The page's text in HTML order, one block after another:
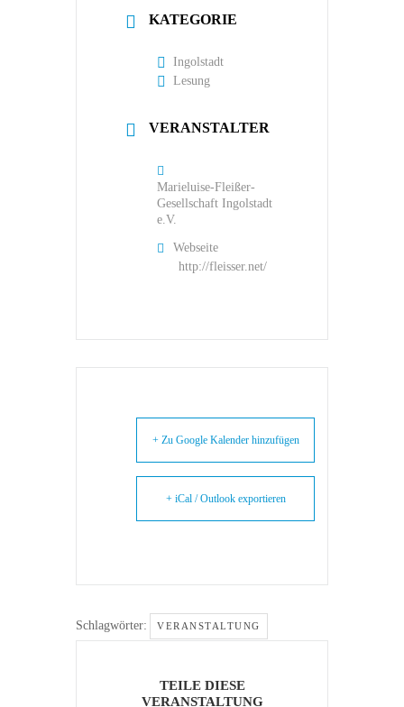
KATEGORIE
Ingolstadt
Lesung
VERANSTALTER
Marieluise-Fleißer-
Gesellschaft Ingolstadt
e.V.
Webseite
http://fleisser.net/
+ Zu Google Kalender hinzufügen
+ iCal / Outlook exportieren
Schlagwörter: VERANSTALTUNG
TEILE DIESE
VERANSTALTUNG